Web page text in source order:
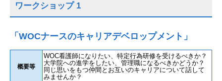
ワークショップ 1
「WOCナースのキャリアデベロップメント」
概要等
WOC看護師になりたい、特定行為研修を受けるべきか？
大学院への進学をしたい、管理職になるべきかどうか？
同じ思いをもつ仲間とお互いのキャリアについて話して
みませんか？